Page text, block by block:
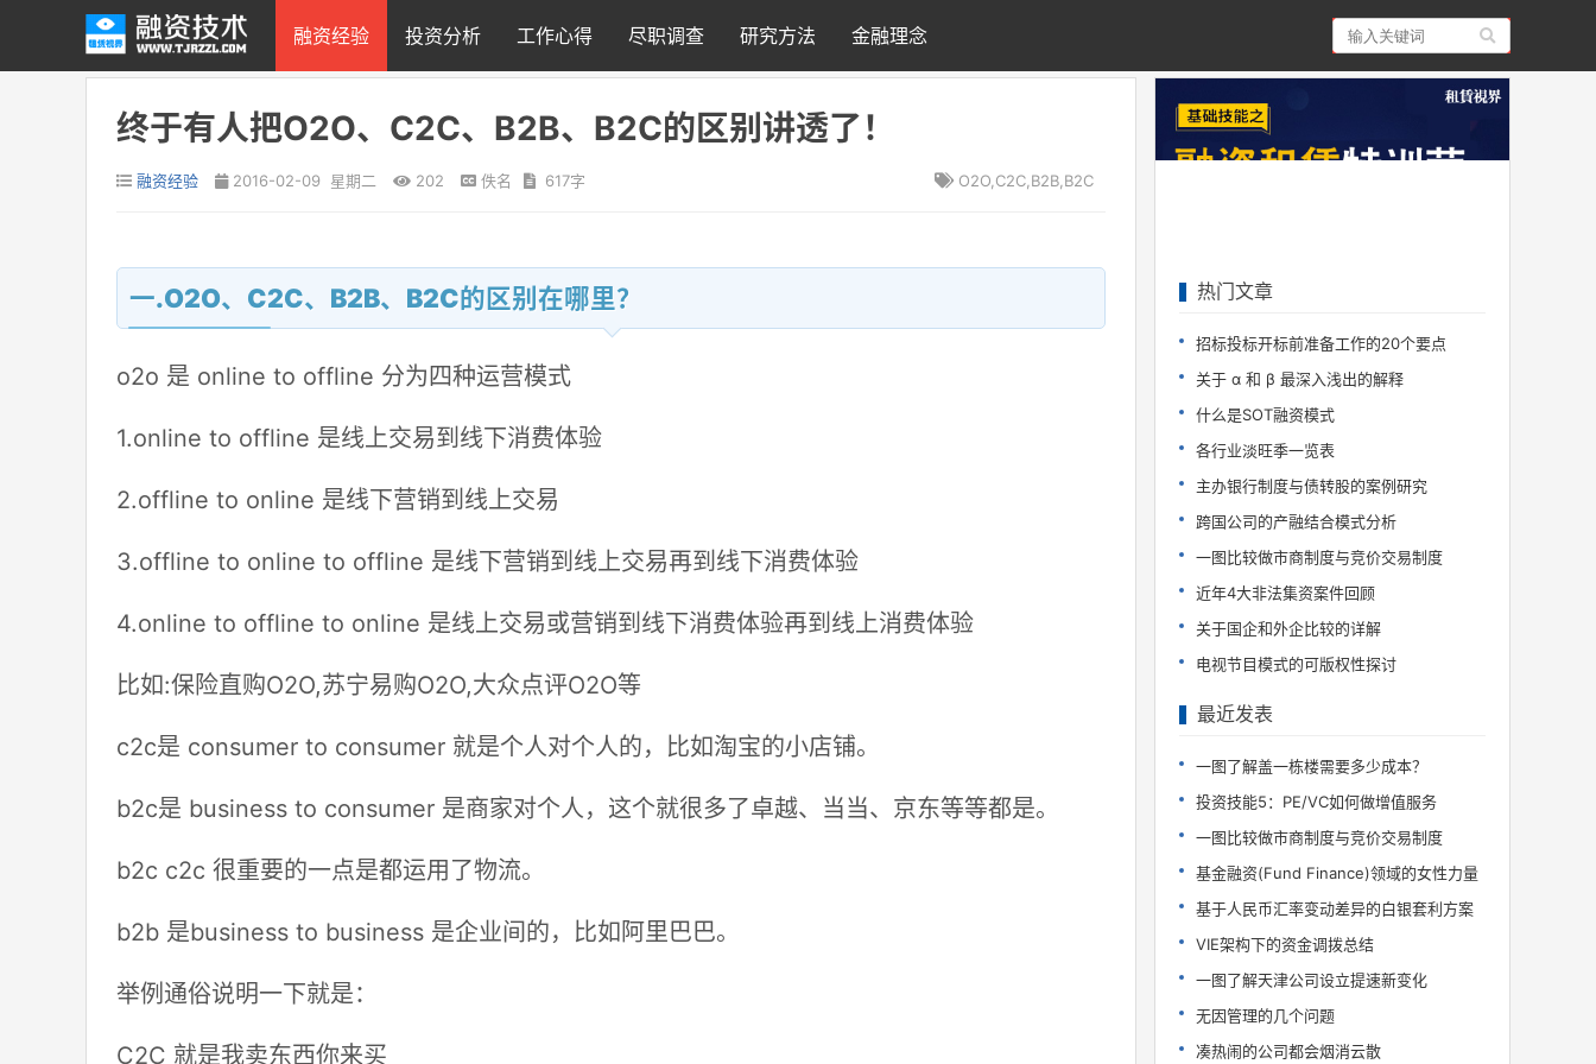
融资经验 投资分析 工作心得 尽职调查 研究方法 金融理念
终于有人把O2O、C2C、B2B、B2C的区别讲透了！
融资经验 2016-02-09 星期二 202 佚名 617字 O2O,C2C,B2B,B2C
一.O2O、C2C、B2B、B2C的区别在哪里？
o2o 是 online to offline 分为四种运营模式
1.online to offline 是线上交易到线下消费体验
2.offline to online 是线下营销到线上交易
3.offline to online to offline 是线下营销到线上交易再到线下消费体验
4.online to offline to online 是线上交易或营销到线下消费体验再到线上消费体验
比如:保险直购O2O,苏宁易购O2O,大众点评O2O等
c2c是 consumer to consumer 就是个人对个人的，比如淘宝的小店铺。
b2c是 business to consumer 是商家对个人，这个就很多了卓越、当当、京东等等都是。
b2c c2c 很重要的一点是都运用了物流。
b2b 是business to business 是企业间的，比如阿里巴巴。
举例通俗说明一下就是：
C2C 就是我卖东西你来买
热门文章
招标投标开标前准备工作的20个要点
关于 α 和 β 最深入浅出的解释
什么是SOT融资模式
各行业淡旺季一览表
主办银行制度与债转股的案例研究
跨国公司的产融结合模式分析
一图比较做市商制度与竞价交易制度
近年4大非法集资案件回顾
关于国企和外企比较的详解
电视节目模式的可版权性探讨
最近发表
一图了解盖一栋楼需要多少成本？
投资技能5：PE/VC如何做增值服务
一图比较做市商制度与竞价交易制度
基金融资(Fund Finance)领域的女性力量
基于人民币汇率变动差异的白银套利方案
VIE架构下的资金调拨总结
一图了解天津公司设立提速新变化
无因管理的几个问题
凑热闹的公司都会烟消云散